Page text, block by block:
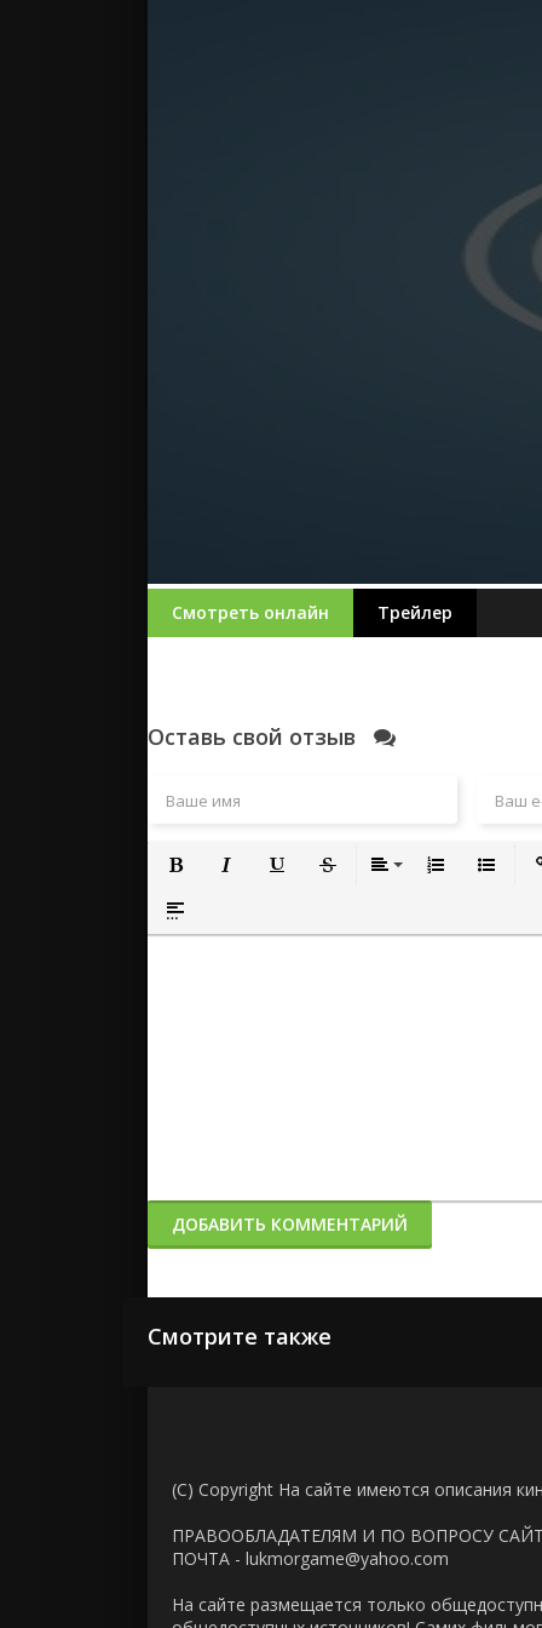
Смотреть онлайн Трейлер
Оставь свой отзыв
Полужирный
Вставка спойлера
ДОБАВИТЬ КОММЕНТАРИЙ
Смотрите также
(C) Copyright На сайте имеются описания
ПРАВООБЛАДАТЕЛЯМ И ПО ВОПРОСУ
ПОЧТА - lukmorgame@yahoo.com
На сайте размещается только